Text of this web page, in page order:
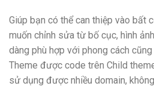
Giúp bạn có thể can thiệp vào bất
muốn chỉnh sửa từ bố cục, hình
dàng phù hợp với phong cách
Theme được code trên Child
sử dụng được nhiều domain,